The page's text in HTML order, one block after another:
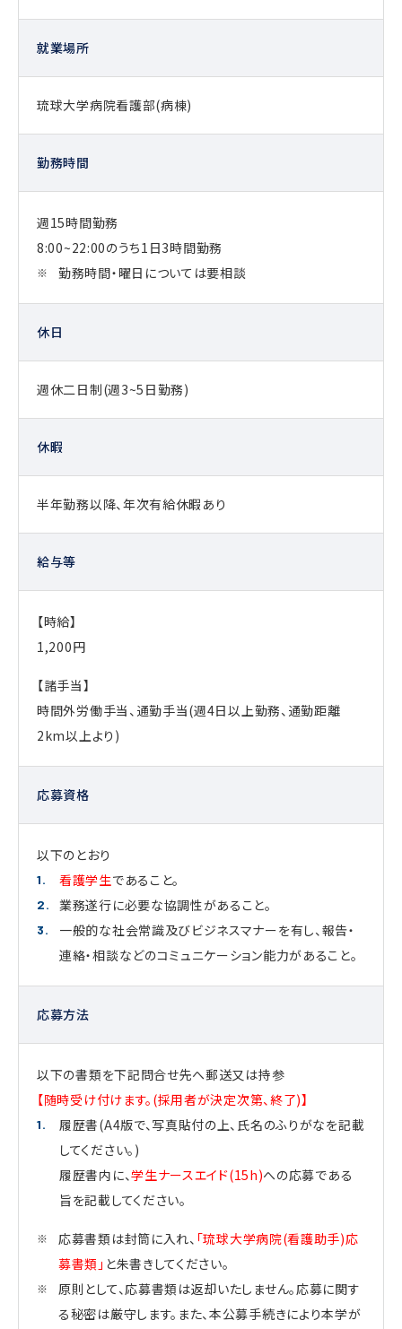
就業場所
琉球大学病院看護部(病棟)
勤務時間
週15時間勤務
8:00~22:00のうち1日3時間勤務
勤務時間・曜日については要相談
休日
週休二日制(週3~5日勤務)
休暇
半年勤務以降、年次有給休暇あり
給与等
【時給】
1,200円
【諸手当】
時間外労働手当、通勤手当(週4日以上勤務、通勤距離
2km以上より)
応募資格
以下のとおり
看護学生であること。
業務遂行に必要な協調性があること。
一般的な社会常識及びビジネスマナーを有し、報告・
連絡・相談などのコミュニケーション能力があること。
応募方法
以下の書類を下記問合せ先へ郵送又は持参
【随時受け付けます。(採用者が決定次第、終了)】
履歴書(A4版で、写真貼付の上、氏名のふりがなを記載
してください。)
履歴書内に、学生ナースエイド(15h)への応募である
旨を記載してください。
応募書類は封筒に入れ、 「琉球大学病院(看護助手)応
募書類」 と朱書きしてください。
原則として、応募書類は返却いたしません。応募に関す
る秘密は厳守します。また、本公募手続きにより本学が